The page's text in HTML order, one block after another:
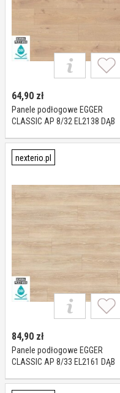
64,90 zł
Panele podłogowe EGGER
CLASSIC AP 8/32 EL2138 DĄB
nexterio.pl
84,90 zł
Panele podłogowe EGGER
CLASSIC AP 8/33 EL2161 DĄB